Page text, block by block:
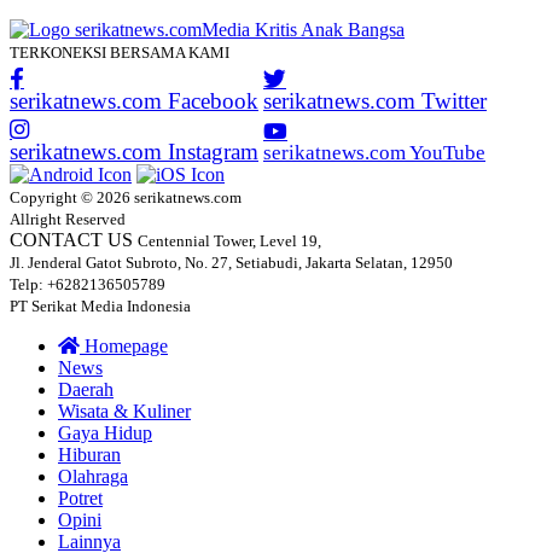
TERKONEKSI BERSAMA KAMI
serikatnews.com Facebook serikatnews.com Twitter
serikatnews.com Instagram serikatnews.com YouTube
Copyright © 2026 serikatnews.com
Allright Reserved
CONTACT US Centennial Tower, Level 19,
Jl. Jenderal Gatot Subroto, No. 27, Setiabudi, Jakarta Selatan, 12950
Telp: +6282136505789
PT Serikat Media Indonesia
Homepage
News
Daerah
Wisata & Kuliner
Gaya Hidup
Hiburan
Olahraga
Potret
Opini
Lainnya